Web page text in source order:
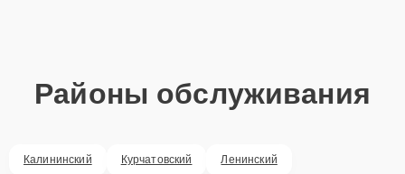
Районы обслуживания
Калининский Курчатовский Ленинский